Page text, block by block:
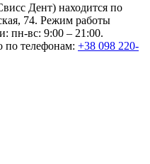
Дент) находится по
74. Режим работы
пн-вс: 9:00 – 21:00.
по телефонам: +38 098 220-